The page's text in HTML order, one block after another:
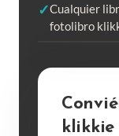
Cualquier
fotolibro
klikkie